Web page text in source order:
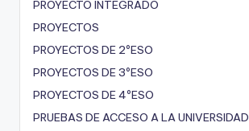
PROYECTO INTEGRADO
PROYECTOS
PROYECTOS DE 2ºESO
PROYECTOS DE 3ºESO
PROYECTOS DE 4ºESO
PRUEBAS DE ACCESO A LA UNIVERSIDAD